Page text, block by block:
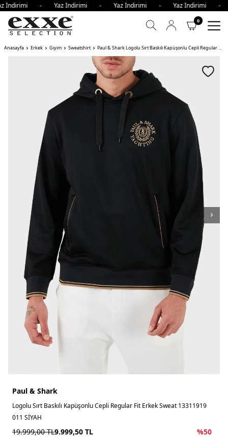
İndirimi - Yaz İndirimi - Yaz İndirimi - Yaz
0
Anasayfa Erkek Giyim Sweatshirt Paul & Shark Logolu Sırt Baskılı Kapüşonlu Cepli Regular Fit Erkek Sweat
Paul & Shark
Logolu Sırt Baskılı Kapüşonlu Cepli Regular Fit Erkek Sweat 13311919
011 SİYAH
19.999,00TL9.999,50 TL %50